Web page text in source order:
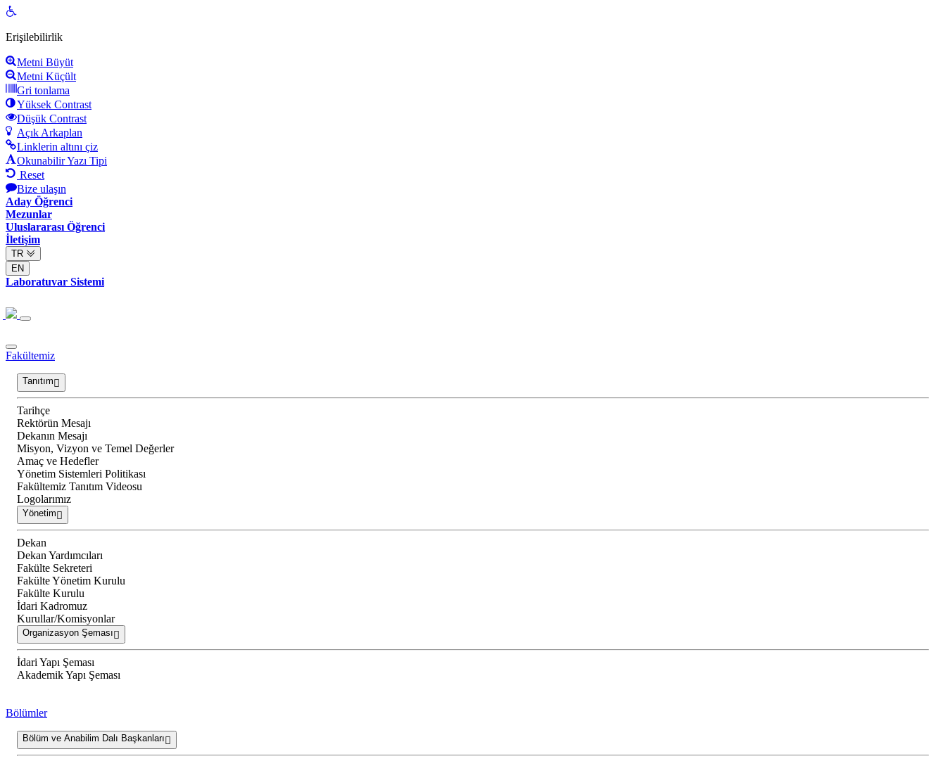
Open
Erişilebilirlik
Metni Büyüt
Metni Küçült
Gri tonlama
Yüksek Contrast
Düşük Contrast
Açık Arkaplan
Linklerin altını çiz
Okunabilir Yazı Tipi
Reset
Bize ulaşın
Aday Öğrenci
Mezunlar
Uluslararası Öğrenci
İletişim
TR
EN
Laboratuvar Sistemi
Fakültemiz
Tanıtım
Tarihçe
Rektörün Mesajı
Dekanın Mesajı
Misyon, Vizyon ve Temel Değerler
Amaç ve Hedefler
Yönetim Sistemleri Politikası
Fakültemiz Tanıtım Videosu
Logolarımız
Yönetim
Dekan
Dekan Yardımcıları
Fakülte Sekreteri
Fakülte Yönetim Kurulu
Fakülte Kurulu
İdari Kadromuz
Kurullar/Komisyonlar
Organizasyon Şeması
İdari Yapı Şeması
Akademik Yapı Şeması
Bölümler
Bölüm ve Anabilim Dalı Başkanları